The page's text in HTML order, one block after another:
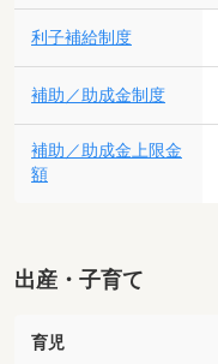
利子補給制度
補助／助成金制度
補助／助成金上限金
額
出産・子育て
育児